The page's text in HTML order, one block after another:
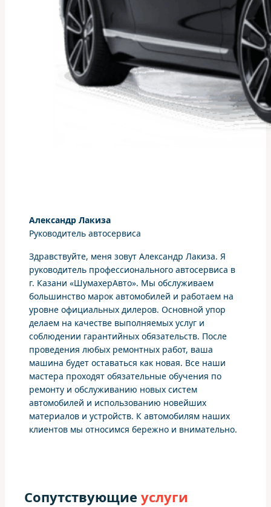
Александр Лакиза
Руководитель автосервиса
Здравствуйте, меня зовут Александр Лакиза. Я
руководитель профессионального автосервиса в
г. Казани «ШумахерАвто». Мы обслуживаем
большинство марок автомобилей и работаем на
уровне официальных дилеров. Основной упор
делаем на качестве выполняемых услуг и
соблюдении гарантийных обязательств. После
проведения любых ремонтных работ, ваша
машина будет оставаться как новая. Все наши
мастера проходят обязательные обучения по
ремонту и обслуживанию новых систем
автомобилей и использованию новейших
материалов и устройств. К автомобилям наших
клиентов мы относимся бережно и внимательно.
Сопутствующие услуги